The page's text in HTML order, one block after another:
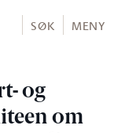
SØK MENY
og
om